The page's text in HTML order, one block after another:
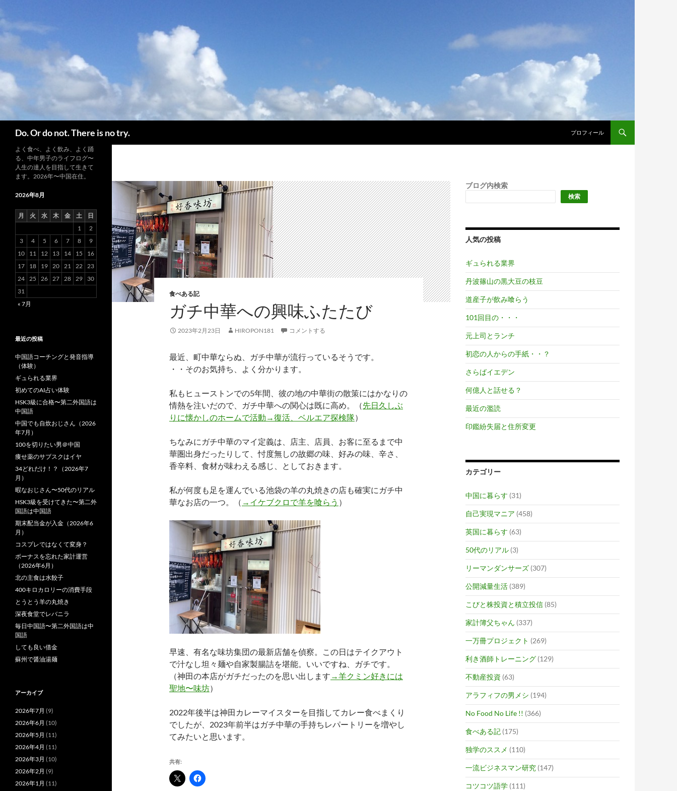
ン
Do. Or do not. There is no try. プロフィール
食べある記
ガチ中華への興味ふたたび
2023年2月23日 HIROPON181 コメントする
最近、町中華ならぬ、ガチ中華が流行っているそうです。
・・そのお気持ち、よく分かります。
私もヒューストンでの5年間、彼の地の中華街の散策にはかなりの
情熱を注いだので、ガチ中華への関心は既に高め。（先日久しぶ
りに懐かしのホームで活動→復活、ベルエア探検隊）
ちなみにガチ中華のマイ定義は、店主、店員、お客に至るまで中
華圏出身だったりして、忖度無しの故郷の味、好みの味、辛さ、
香辛料、食材が味わえる感じ、としておきます。
私が何度も足を運んでいる池袋の羊の丸焼きの店も確実にガチ中
華なお店の一つ。（ →イケブクロで羊を喰らう ）
早速、有名な味坊集団の最新店舗を偵察。この日はテイクアウト
で汁なし坦々麺や自家製腸詰を堪能。いいですね、ガチです。
（神田の本店がガチだったのを思い出します →羊クミン好きには
聖地〜味坊）
2022年後半は神田カレーマイスターを目指してカレー食べまくり
でしたが、2023年前半はガチ中華の手持ちレパートリーを増やし
てみたいと思います。
共有:
ブログ内検索
検索
人気の投稿
ギュられる業界
丹波篠山の黒大豆の枝豆
道産子が飲み喰らう
101回目の・・・
元上司とランチ
初恋の人からの手紙・・？
さらばイエデン
何億人と話せる？
最近の濫読
印鑑紛失届と住所変更
カテゴリー
中国に暮らす (31)
自己実現マニア (458)
英国に暮らす (63)
50代のリアル (3)
リーマンダンサーズ (307)
公開減量生活 (389)
こびと株投資と積立投信 (85)
家計簿父ちゃん (337)
一万冊プロジェクト (269)
利き酒師トレーニング (129)
不動産投資 (63)
アラフィフの男メシ (194)
No Food No Life !! (366)
食べある記 (175)
独学のススメ (110)
一流ビジネスマン研究 (147)
コツコツ語学 (111)
よく食べ、よく飲み、よく踊
る、中年男子のライフログ〜
人生の達人を目指して生きて
ます。2026年〜中国在住。
2026年8月
月 火 水 木 金 土
日
1
2
3
4 5 6 7 8
9
10
11 12 13 14 15
16
17
18 19 20 21 22 23
24 25 26 27 28 29
30
31
« 7月
最近の投稿
中国語コーチングと発音指導
（体験）
ギュられる業界
初めてのAI占い体験
HSK3級に合格〜第二外国語は
中国語
中国でも自炊おじさん（2026
年7月）
100を切りたい男＠中国
痩せ薬のサブスクはイヤ
34どれだけ！？（2026年7
月）
暇なおじさん〜50代のリアル
HSK3級を受けてきた〜第二外
国語は中国語
期末配当金が入金（2026年6
月）
コスプレではなくて変身？
ボーナスを忘れた家計運営
（2026年6月）
北の主食は水餃子
400キロカロリーの消費手段
とうとう羊の丸焼き
深夜食堂でレバニラ
毎日中国語〜第二外国語は中
国語
しても良い借金
蘇州で醤油湯麺
アーカイブ
2026年7月 (9)
2026年6月 (10)
2026年5月 (11)
2026年4月 (11)
2026年3月 (10)
2026年2月 (9)
2026年1月 (11)